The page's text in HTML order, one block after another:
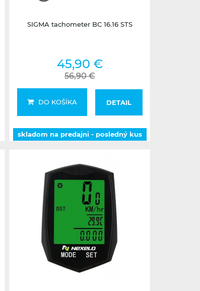
SIGMA tachometer BC 16.16 STS
45,90 €
56,90 €
DO KOŠÍKA DETAIL
skladom na predajni - posledný kus
Na dotaz